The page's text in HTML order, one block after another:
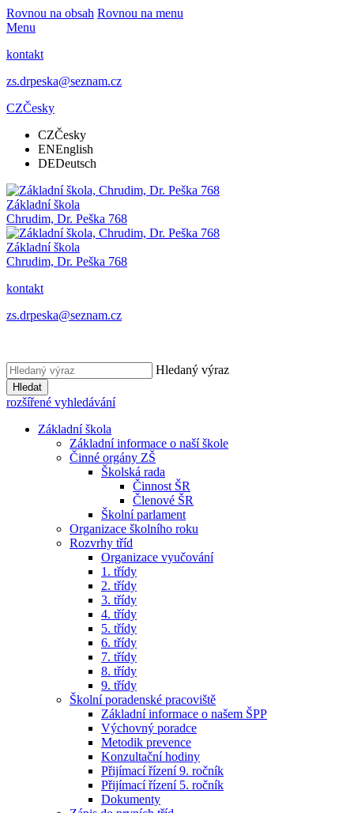
Rovnou na obsah Rovnou na menu
Menu
kontakt
zs.drpeska@seznam.cz
CZČesky
CZČesky
ENEnglish
DEDeutsch
Základní škola
Chrudim, Dr. Peška 768
Základní škola
Chrudim, Dr. Peška 768
kontakt
zs.drpeska@seznam.cz
Hledaný výraz
Hledat
rozšířené vyhledávání
Základní škola
Základní informace o naší škole
Činné orgány ZŠ
Školská rada
Činnost ŠR
Členové ŠR
Školní parlament
Organizace školního roku
Rozvrhy tříd
Organizace vyučování
1. třídy
2. třídy
3. třídy
4. třídy
5. třídy
6. třídy
7. třídy
8. třídy
9. třídy
Školní poradenské pracoviště
Základní informace o našem ŠPP
Výchovný poradce
Metodik prevence
Konzultační hodiny
Přijímací řízení 9. ročník
Přijímací řízení 5. ročník
Dokumenty